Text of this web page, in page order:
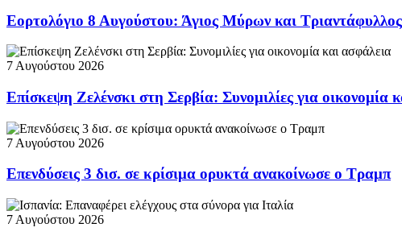
Εορτολόγιο 8 Αυγούστου: Άγιος Μύρων και Τριαντάφυλλος
7 Αυγούστου 2026
Επίσκεψη Ζελένσκι στη Σερβία: Συνομιλίες για οικονομία
7 Αυγούστου 2026
Επενδύσεις 3 δισ. σε κρίσιμα ορυκτά ανακοίνωσε ο Τραμπ
7 Αυγούστου 2026